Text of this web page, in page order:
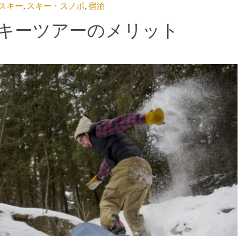
キー, スキー・スノボ,宿泊
ーツアーのメリット